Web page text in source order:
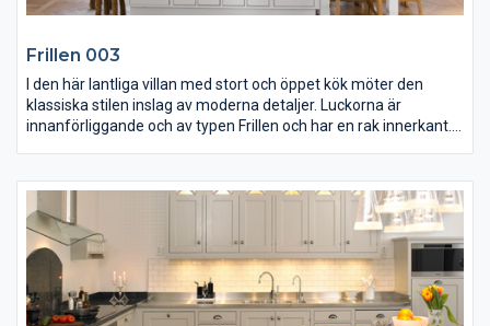
Frillen 003
I den här lantliga villan med stort och öppet kök möter den
klassiska stilen inslag av moderna detaljer. Luckorna är
innanförliggande och av typen Frillen och har en rak innerkant.
den väl tilltagna köksön ger stora arbetsytor. Skivorna är i
kalksten med undermonterade hoar och bredvid högskåpen ser
ni ett bänkstående jalusiskåp. Spisen är integrerad i köksön och
notera att fläkten är stilfullt infälld i taket.